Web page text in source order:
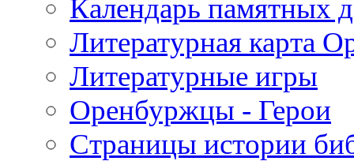
Календарь памятных
Литературная карта
Литературные игры
Оренбуржцы - Герои
Страницы истории